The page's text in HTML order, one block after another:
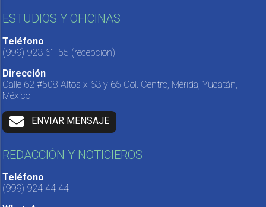
ESTUDIOS Y OFICINAS
Teléfono
(999) 923 61 55 (recepción)
Dirección
Calle 62 #508 Altos x 63 y 65 Col. Centro, Mérida, Yucatán,
México.
ENVIAR MENSAJE
REDACCIÓN Y NOTICIEROS
Teléfono
(999) 924 44 44